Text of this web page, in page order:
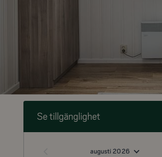
Se tillgänglighet
augusti 2026